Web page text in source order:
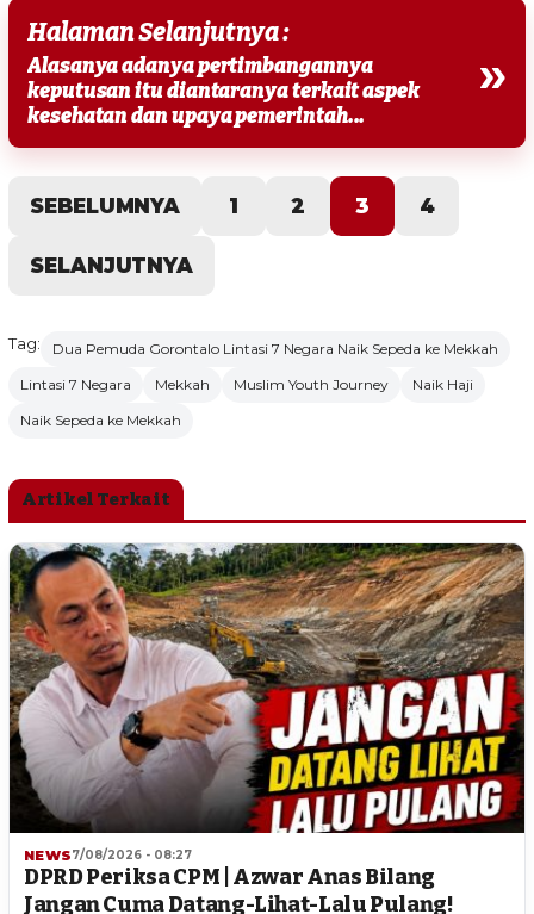
Halaman Selanjutnya :
Alasanya adanya pertimbangannya
keputusan itu diantaranya terkait aspek
kesehatan dan upaya pemerintah...
»
SEBELUMNYA 1 2 3 4
SELANJUTNYA
Tag:
Dua Pemuda Gorontalo Lintasi 7 Negara Naik Sepeda ke Mekkah
Lintasi 7 Negara
Mekkah Muslim Youth Journey
Naik Haji
Naik Sepeda ke Mekkah
Artikel Terkait
NEWS7/08/2026 - 08:27
DPRD Periksa CPM | Azwar Anas Bilang
Jangan Cuma Datang-Lihat-Lalu Pulang!